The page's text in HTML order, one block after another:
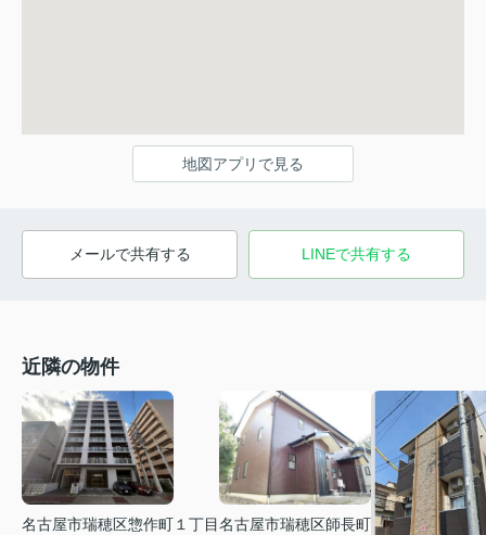
地図アプリで見る
メールで共有する LINEで共有する
近隣の物件
名古屋市瑞穂区惣作町１丁目名古屋市瑞穂区師長町